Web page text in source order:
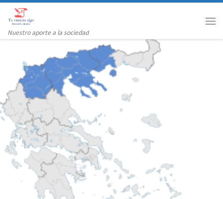
Saltar al contenido
Nuestro aporte a la sociedad